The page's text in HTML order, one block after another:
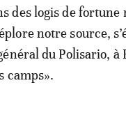
des logis de
notre source,
du Polisario, à
camps».